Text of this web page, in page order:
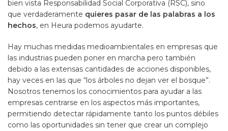
bien vista Responsabilidad Social Corporativa (RSC), sino
que verdaderamente quieres pasar de las palabras a los
hechos, en Heura podemos ayudarte.
Hay muchas medidas medioambientales en empresas que
las industrias pueden poner en marcha pero también
debido a las extensas cantidades de acciones disponibles,
hay veces en las que “los árboles no dejan ver el bosque”.
Nosotros tenemos los conocimientos para ayudar a las
empresas centrarse en los aspectos más importantes,
permitiendo detectar rápidamente tanto los puntos débiles
como las oportunidades sin tener que crear un complejo